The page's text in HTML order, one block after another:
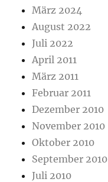
März 2024
August 2022
Juli 2022
April 2011
März 2011
Februar 2011
Dezember 2010
November 2010
Oktober 2010
September 2010
Juli 2010